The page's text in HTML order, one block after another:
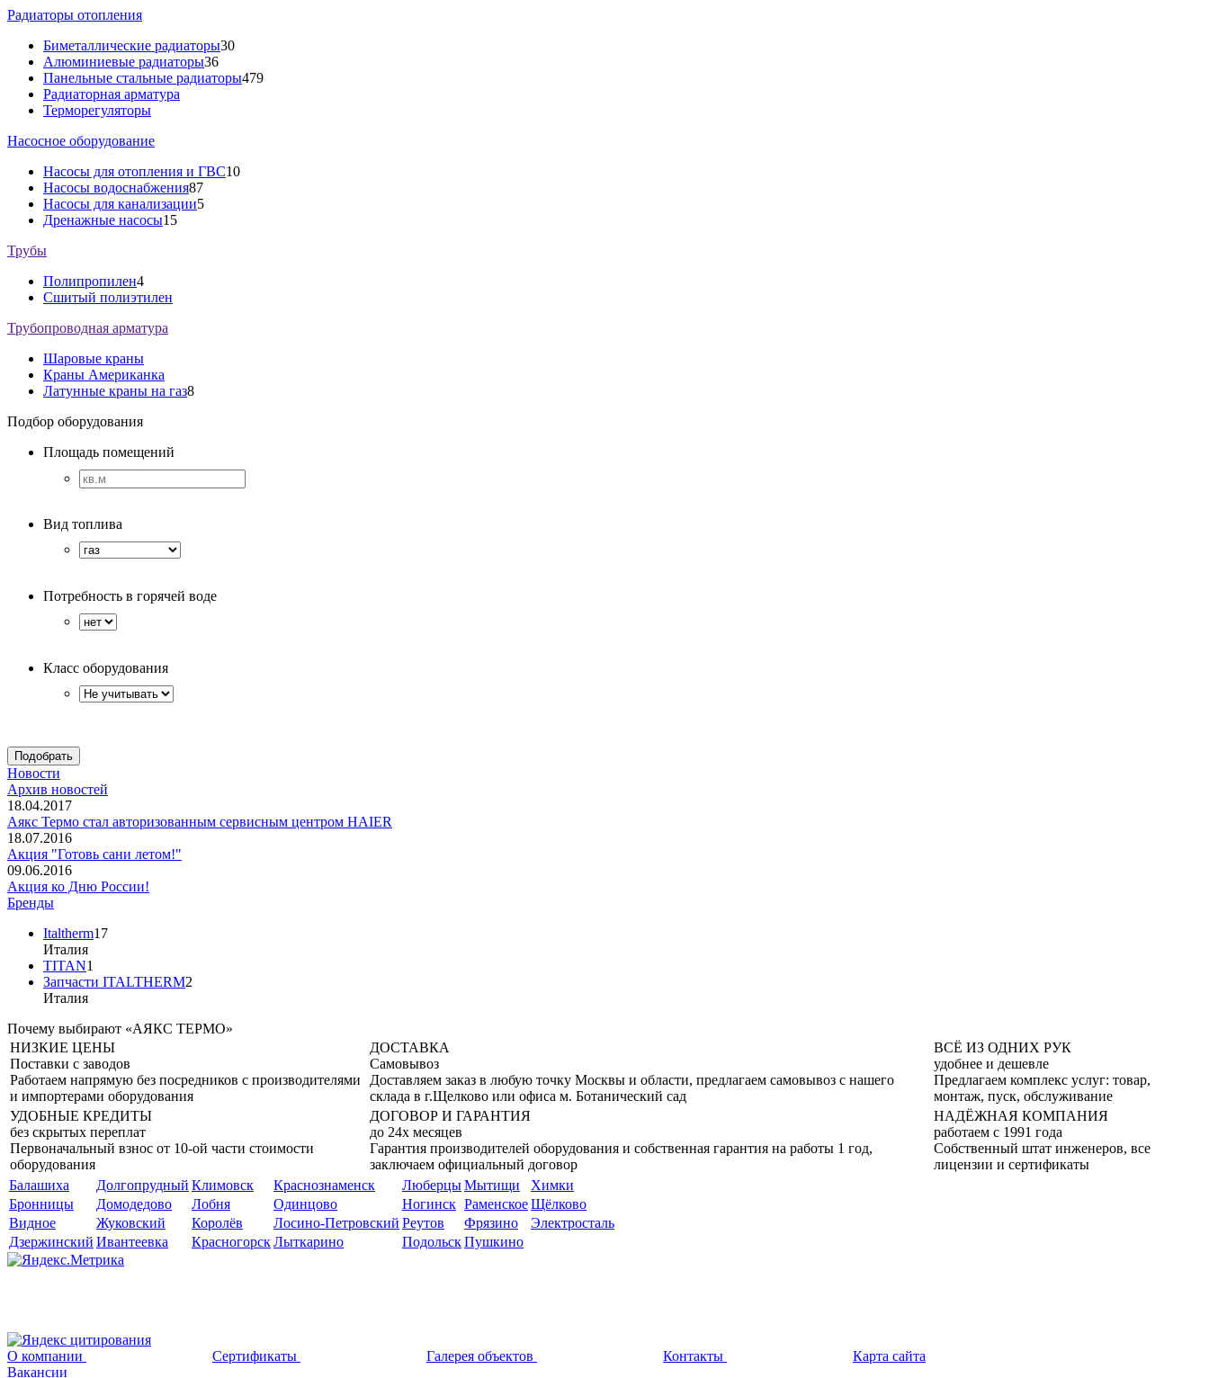
Радиаторы отопления
Биметаллические радиаторы30
Алюминиевые радиаторы36
Панельные стальные радиаторы479
Радиаторная арматура
Терморегуляторы
Насосное оборудование
Насосы для отопления и ГВС10
Насосы водоснабжения87
Насосы для канализации5
Дренажные насосы15
Трубы
Полипропилен4
Сшитый полиэтилен
Трубопроводная арматура
Шаровые краны
Краны Американка
Латунные краны на газ8
Подбор оборудования
Площадь помещений
Вид топлива
Потребность в горячей воде
Класс оборудования
Новости
Архив новостей
18.04.2017
Аякс Термо стал авторизованным сервисным центром HAIER
18.07.2016
Акция "Готовь сани летом!"
09.06.2016
Акция ко Дню России!
Бренды
Italtherm17
Италия
TITAN1
Запчасти ITALTHERM2
Италия
Почему выбирают «АЯКС ТЕРМО»
НИЗКИЕ ЦЕНЫ
Поставки с заводов
Работаем напрямую без посредников с производителями
и импортерами оборудования
ДОСТАВКА
Самовывоз
Доставляем заказ в любую точку Москвы и области, предлагаем самовывоз с нашего
склада в г.Щелково или офиса м. Ботанический сад
ВСЁ ИЗ ОДНИХ РУК
удобнее и дешевле
Предлагаем комплекс услуг: товар,
монтаж, пуск, обслуживание
УДОБНЫЕ КРЕДИТЫ
без скрытых переплат
Первоначальный взнос от 10-ой части стоимости
оборудования
ДОГОВОР И ГАРАНТИЯ
до 24х месяцев
Гарантия производителей оборудования и собственная гарантия на работы 1 год,
заключаем официальный договор
НАДЁЖНАЯ КОМПАНИЯ
работаем с 1991 года
Собственный штат инженеров, все
лицензии и сертификаты
Балашиха
Долгопрудный Климовск Краснознаменск ЛюберцыМытищи
Химки
Бронницы
Домодедово Лобня Одинцово Ногинск РаменскоеЩёлково
Видное
Жуковский Королёв Лосино-Петровский Реутов Фрязино
Электросталь
Дзержинский Ивантеевка КрасногорскЛыткарино ПодольскПушкино
О компании Сертификаты Галерея объектов Контакты
Карта сайта
Вакансии